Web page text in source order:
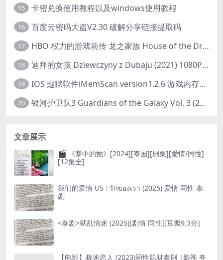
15 卡密兑换使用教程以及windows使用教程
16 百度云密码大盗V2.30 破解分享链接提取码
17 HBO 权力的游戏前传 龙之家族 House of the Dragon (2022) 中字 1080P 更新4集
18 迪拜的女孩 Dziewczyny z Dubaju (2021) 1080P 中字
19 IOS 越狱软件iMemScan version1.2.6 游戏内存修改器
20 银河护卫队3 Guardians of the Galaxy Vol. 3 (2023)4K高清资源1080p只分享精品
文章展示
🎬 《梦中的她》[2024][泰国][剧集][爱情/同性]
[12集全]
我们的爱情 US : รักของเรา (2025) 爱情 同性 泰
剧
<泰剧>狱乱情迷 (2025)[剧情 同性][豆瓣9.3分]
【电影】极速恋人 (2023)同性题材泰剧 |影视 夸